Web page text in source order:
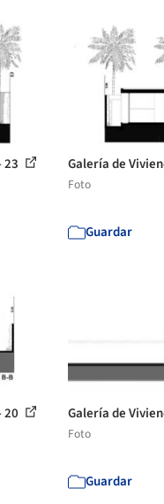
23 Galería de
Foto
Guardar
20 Galería de
Foto
Guardar